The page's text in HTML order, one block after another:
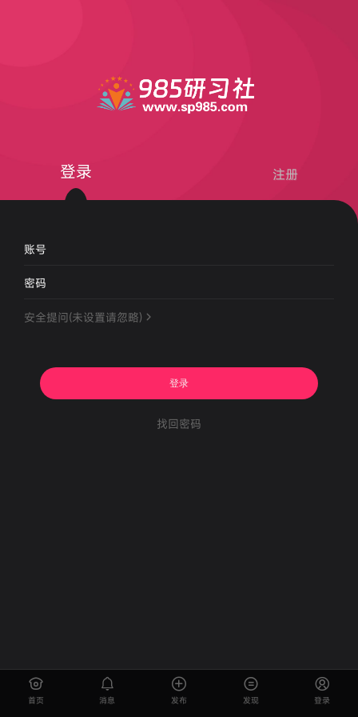
登录 注册
账号
密码
安全提问(未设置请忽略)
登录
找回密码
首页 消息 发布 发现 登录